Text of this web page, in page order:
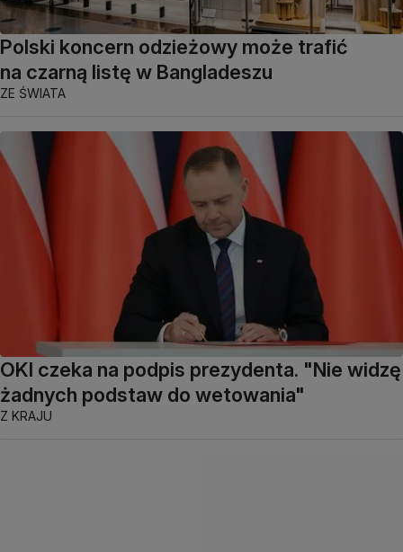
Polski koncern odzieżowy może trafić
na czarną listę w Bangladeszu
ZE ŚWIATA
OKI czeka na podpis prezydenta. "Nie widzę
żadnych podstaw do wetowania"
Z KRAJU